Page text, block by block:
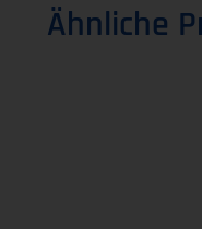
Ähnliche